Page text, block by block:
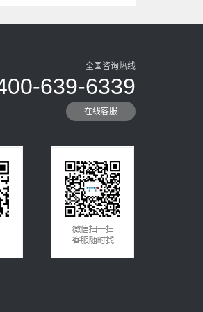
全国咨询热线
639-6339
在线客服